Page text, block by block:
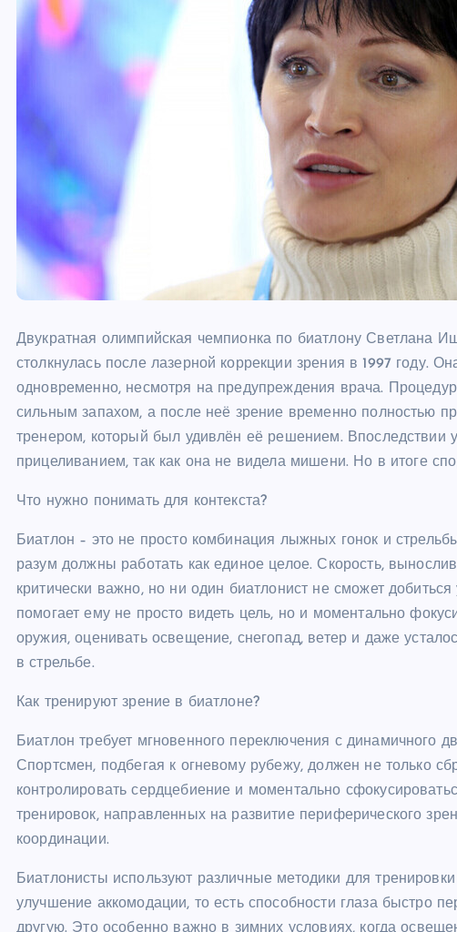
Двукратная олимпийская чемпионка по биатлону Светлана
столкнулась после лазерной коррекции зрения в 1997 году.
одновременно, несмотря на предупреждения врача.
сильным запахом, а после неё зрение временно полностью
тренером, который был удивлён её решением. Впоследствии
прицеливанием, так как она не видела мишени. Но в итоге
Что нужно понимать для контекста?
Биатлон – это не просто комбинация лыжных гонок и
разум должны работать как единое целое. Скорость,
критически важно, но ни один биатлонист не сможет
помогает ему не просто видеть цель, но и моментально
оружия, оценивать освещение, снегопад, ветер и даже
в стрельбе.
Как тренируют зрение в биатлоне?
Биатлон требует мгновенного переключения с динамичного
Спортсмен, подбегая к огневому рубежу, должен не только
контролировать сердцебиение и моментально
тренировок, направленных на развитие периферического
координации.
Биатлонисты используют различные методики для
улучшение аккомодации, то есть способности глаза быстро
другую. Это особенно важно в зимних условиях, когда